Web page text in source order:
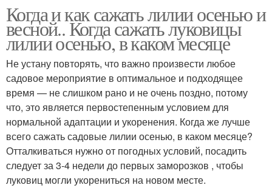
Когда и как сажать лилии осенью и
весной.. Когда сажать луковицы
лилии осенью, в каком месяце
Не устану повторять, что важно произвести любое
садовое мероприятие в оптимальное и подходящее
время — не слишком рано и не очень поздно, потому
что, это является первостепенным условием для
нормальной адаптации и укоренения. Когда же лучше
всего сажать садовые лилии осенью, в каком месяце?
Отталкиваться нужно от погодных условий, посадить
следует за 3-4 недели до первых заморозков , чтобы
луковиц могли укорениться на новом месте.